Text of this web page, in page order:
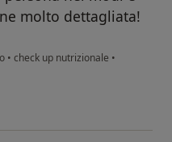
molto dettagliata!
• check up nutrizionale •